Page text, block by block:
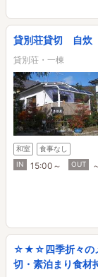
貸別荘貸切 自炊
貸別荘・一棟
和室
食事なし
IN
15:00～ OUT
☆★☆四季折々の
切・素泊まり食材